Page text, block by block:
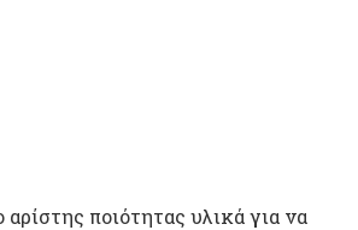
ποιότητας υλικά για να